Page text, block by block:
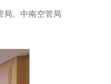
、 中南空管局